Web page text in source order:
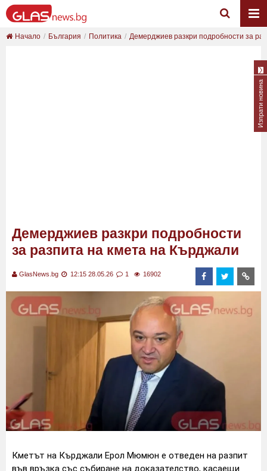
Начало България Политика Демерджиев разкри подробности за
Демерджиев разкри подробности
за разпита на кмета на Кърджали
GlasNews.bg 12:15 28.05.26 1 16902
Кметът на Кърджали Ерол Мюмюн е отведен на разпит
във връзка със събиране на доказателство, касаещи
Изпрати новина